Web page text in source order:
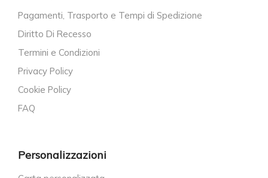
Pagamenti, Trasporto e Tempi di Spedizione
Diritto Di Recesso
Termini e Condizioni
Privacy Policy
Cookie Policy
FAQ
Personalizzazioni